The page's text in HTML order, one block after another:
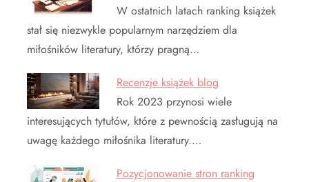
W ostatnich latach ranking książek
stał się niezwykle popularnym narzędziem dla
miłośników literatury, którzy pragną…
Recenzje książek blog
Rok 2023 przynosi wiele
interesujących tytułów, które z pewnością zasługują na
uwagę każdego miłośnika literatury.…
Pozycjonowanie stron ranking